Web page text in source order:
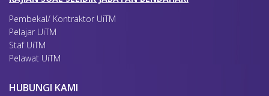
Pembekal/ Kontraktor UiTM
Pelajar UiTM
Staf UiTM
Pelawat UiTM
HUBUNGI KAMI